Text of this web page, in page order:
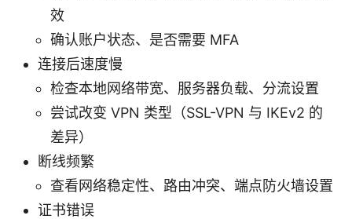
效
确认账户状态、是否需要 MFA
连接后速度慢
检查本地网络带宽、服务器负载、分流设置
尝试改变 VPN 类型（SSL-VPN 与 IKEv2 的
差异）
断线频繁
查看网络稳定性、路由冲突、端点防火墙设置
证书错误